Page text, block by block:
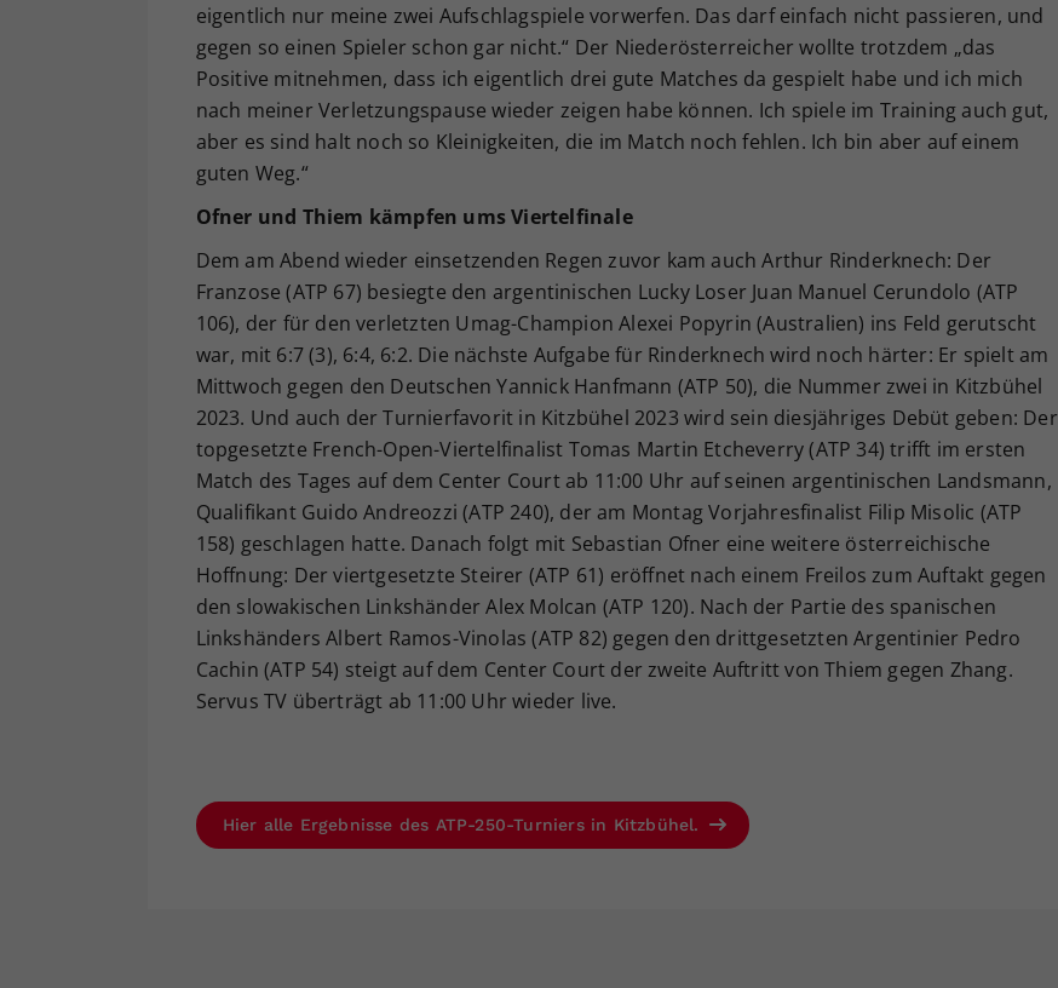
eigentlich nur meine zwei Aufschlagspiele vorwerfen. Das darf einfach nicht passieren, und
gegen so einen Spieler schon gar nicht.“ Der Niederösterreicher wollte trotzdem „das
Positive mitnehmen, dass ich eigentlich drei gute Matches da gespielt habe und ich mich
nach meiner Verletzungspause wieder zeigen habe können. Ich spiele im Training auch gut,
aber es sind halt noch so Kleinigkeiten, die im Match noch fehlen. Ich bin aber auf einem
guten Weg.“
Ofner und Thiem kämpfen ums Viertelfinale
Dem am Abend wieder einsetzenden Regen zuvor kam auch Arthur Rinderknech: Der
Franzose (ATP 67) besiegte den argentinischen Lucky Loser Juan Manuel Cerundolo (ATP
106), der für den verletzten Umag-Champion Alexei Popyrin (Australien) ins Feld gerutscht
war, mit 6:7 (3), 6:4, 6:2. Die nächste Aufgabe für Rinderknech wird noch härter: Er spielt am
Mittwoch gegen den Deutschen Yannick Hanfmann (ATP 50), die Nummer zwei in Kitzbühel
2023. Und auch der Turnierfavorit in Kitzbühel 2023 wird sein diesjähriges Debüt geben: Der
topgesetzte French-Open-Viertelfinalist Tomas Martin Etcheverry (ATP 34) trifft im ersten
Match des Tages auf dem Center Court ab 11:00 Uhr auf seinen argentinischen Landsmann,
Qualifikant Guido Andreozzi (ATP 240), der am Montag Vorjahresfinalist Filip Misolic (ATP
158) geschlagen hatte. Danach folgt mit Sebastian Ofner eine weitere österreichische
Hoffnung: Der viertgesetzte Steirer (ATP 61) eröffnet nach einem Freilos zum Auftakt gegen
den slowakischen Linkshänder Alex Molcan (ATP 120). Nach der Partie des spanischen
Linkshänders Albert Ramos-Vinolas (ATP 82) gegen den drittgesetzten Argentinier Pedro
Cachin (ATP 54) steigt auf dem Center Court der zweite Auftritt von Thiem gegen Zhang.
Servus TV überträgt ab 11:00 Uhr wieder live.
Hier alle Ergebnisse des ATP-250-Turniers in Kitzbühel.